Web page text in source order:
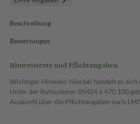
Beschreibung
Bewertungen
Hinweistexte und Pflichtangaben
Wichtiger Hinweis: Hierbei handelt es sich
Unter der Rufnummer 05424 6 470 100
Auskunft über die Pflichtangaben nach